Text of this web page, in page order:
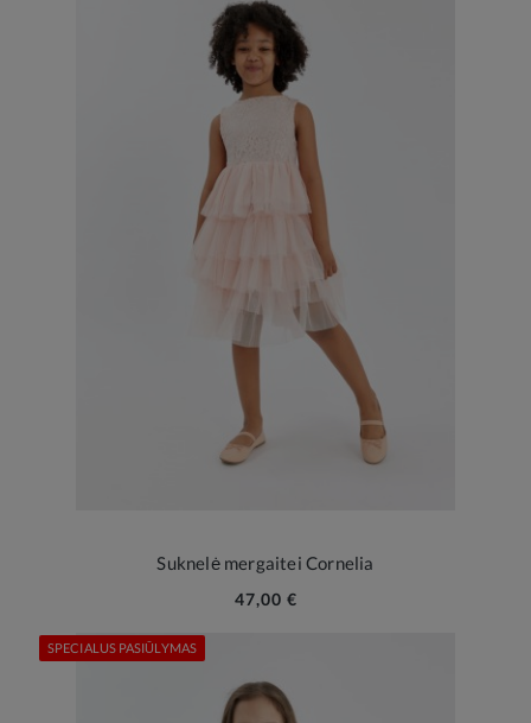
Suknelė mergaitei Cornelia
47,00 €
SPECIALUS PASIŪLYMAS